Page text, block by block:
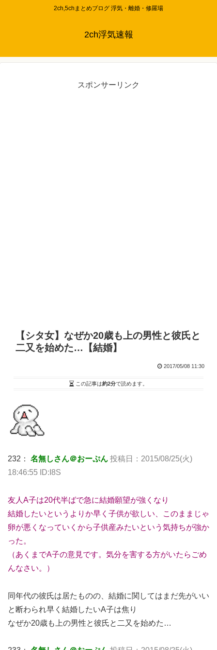
2ch,5chまとめブログ 浮気・離婚・修羅場
2ch浮気速報
スポンサーリンク
【シタ女】なぜか20歳も上の男性と彼氏と
二又を始めた…【結婚】
2017/05/08 11:30
この記事は約2分で読めます。
232： 名無しさん＠おーぷん 投稿日：2015/08/25(火)
18:46:55 ID:I8S
友人A子は20代半ばで急に結婚願望が強くなり
結婚したいというよりか早く子供が欲しい、このままじゃ
卵が悪くなっていくから子供産みたいという気持ちが強か
った。
（あくまでA子の意見です。気分を害する方がいたらごめ
んなさい。）
同年代の彼氏は居たものの、結婚に関してはまだ先がいい
と断わられ早く結婚したいA子は焦り
なぜか20歳も上の男性と彼氏と二又を始めた…